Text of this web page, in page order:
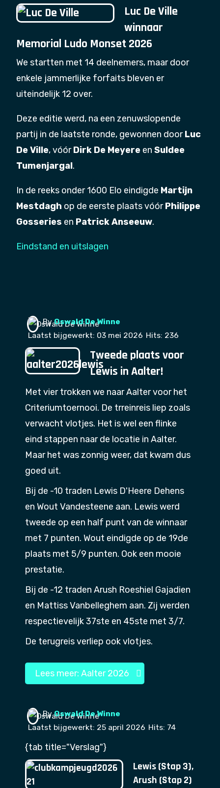
Luc De Ville
winnaar
Memorial Ludo Monset 2026
We startten met 14 deelnemers, maar door
enkele jammerlijke forfaits bleven er
uiteindelijk 12 over.
Deze editie werd, na een zenuwslopende
partij in de laatste ronde, gewonnen doorLuc
De Ville, vóórDirk De Meyere en Suldee
Tumenjargal.
In de reeks onder 1600 Elo eindigde Martijn
Mestdagh op de eerste plaats vóórPhilippe
Gosseries en Patrick Anseeuw.
Eindstand en uitslagen
By Oswald De Winne
Laatst bijgewerkt: 03 mei 2026 Hits: 236
Tweede plaats voor
Lewis in Aalter!
Met vier trokken we naar Aalter voor het
Criteriumtoernooi. De trreinreis liep zoals
verwacht vlotjes. Het is wel een flinke
eind stappen naar de locatie in Aalter.
Maar het was zonnig weer, dat kwam dus
goed uit.
Bij de -10 traden Lewis D'Heere Dehens
en Wout Vandesteene aan. Lewis werd
tweede op een half punt van de winnaar
met 7 punten. Wout eindigde op de 19de
plaats met 5/9 punten. Ook een mooie
prestatie.
Bij de -12 traden Arush Roeshiel Gajadien
en Mattiss Vanbelleghem aan. Zij werden
respectievelijk 37ste en 45ste met 3/7.
De terugreis verliep ook vlotjes.
Lees meer: Aalter 2026
By Oswald De Winne
Laatst bijgewerkt: 25 april 2026 Hits: 74
{tab title="Verslag"}
Lewis (Stap 3),
Arush (Stap 2)